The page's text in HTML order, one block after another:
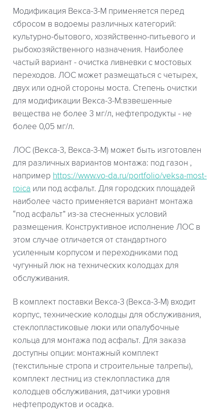
Модификация Векса-3-М применяется перед
сбросом в водоемы различных категорий:
культурно-бытового, хозяйственно-питьевого и
рыбохозяйственного назначения. Наиболее
частый вариант - очистка ливневки с мостовых
переходов. ЛОС может размещаться с четырех,
двух или одной стороны моста. Степень очистки
для модификации Векса-3-М:взвешенные
вещества не более 3 мг/л, нефтепродукты - не
более 0,05 мг/л.
ЛОС (Векса-3, Векса-3-М) может быть изготовлен
для различных вариантов монтажа: под газон ,
например https://www.vo-da.ru/portfolio/veksa-most-
roica или под асфальт. Для городских площадей
наиболее часто применяется вариант монтажа
“под асфальт” из-за стесненных условий
размещения. Конструктивное исполнение ЛОС в
этом случае отличается от стандартного
усиленным корпусом и переходниками под
чугунный люк на технических колодцах для
обслуживания.
В комплект поставки Векса-3 (Векса-3-М) входит
корпус, технические колодцы для обслуживания,
стеклопластиковые люки или опалубочные
кольца для монтажа под асфальт. Для заказа
доступны опции: монтажный комплект
(текстильные стропа и строительные талрепы),
комплект лестниц из стеклопластика для
колодцев обслуживания, датчики уровня
нефтепродуктов и осадка.